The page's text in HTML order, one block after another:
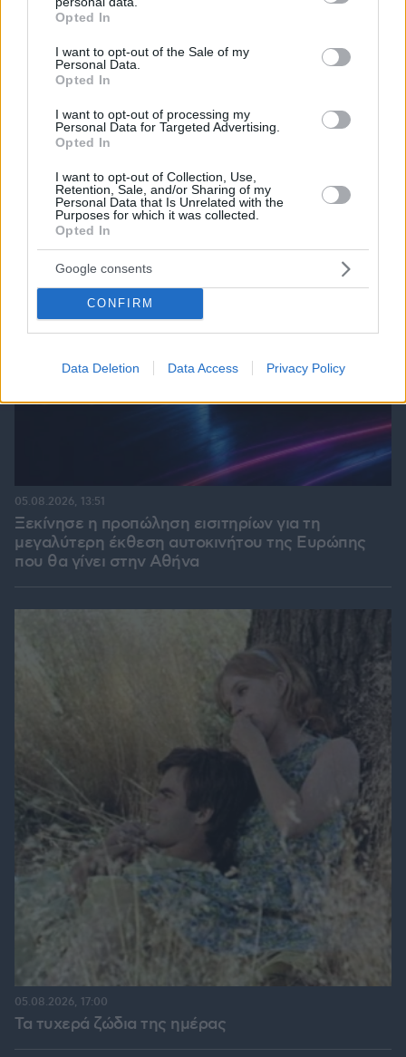
grant or deny consent to Google and its third-party tags to
use your data for below specified purposes in below Google
consent section.
Opted In
I want to opt-out of the Sale of my
Personal Data.
Opted In
I want to opt-out of processing my
Personal Data for Targeted Advertising.
Opted In
I want to opt-out of Collection, Use,
Retention, Sale, and/or Sharing of my
Personal Data that Is Unrelated with the
Purposes for which it was collected.
Opted In
Google consents
CONFIRM
Data Deletion Data Access Privacy Policy
Μια βιοτεχνολόγος έχασε 10 κιλά χωρίς να
στερηθεί το αγαπημένο της φαγητό – Οι 8
συνήθειες που έκαναν τη διαφορά
Ξεκίνησε η προπώληση εισιτηρίων για τη
μεγαλύτερη έκθεση αυτοκινήτου της Ευρώπης
που θα γίνει στην Αθήνα
05.08.2026, 13:51
Τα τυχερά ζώδια της ημέρας
05.08.2026, 17:00